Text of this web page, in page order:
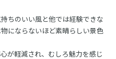
ちのいい風と他では経験できな
にならないほど素晴らしい景色
が軽減され、むしろ魅力を感じ